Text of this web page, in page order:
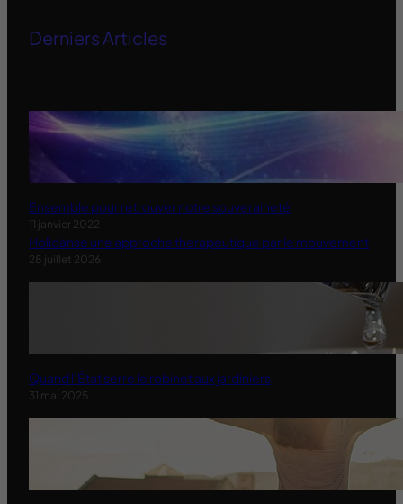
Derniers Articles
Ensemble pour retrouver notre souveraineté
11 janvier 2022
Holidanse une approche therapeutique par le mouvement
28 juillet 2026
Quand l’État serre le robinet aux jardiniers
31 mai 2025